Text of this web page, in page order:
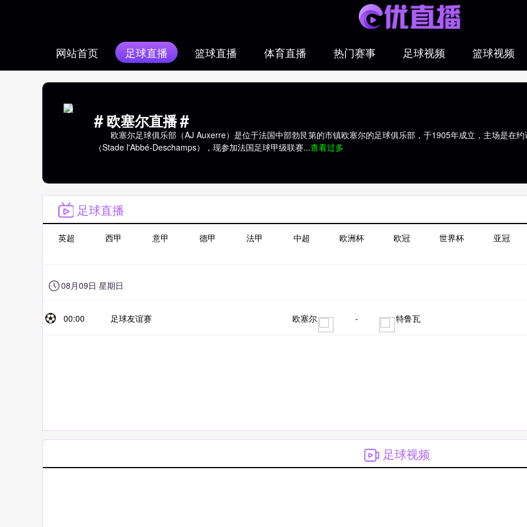
网站首页 足球直播 篮球直播 体育直播 热门赛事 足球视频 篮球视频
#欧塞尔直播#
欧塞尔足球俱乐部（AJ Auxerre）是位于法国中部勃艮第的市镇欧塞尔的足球俱乐部，于1905年成立，主场是在约
（Stade l'Abbé-Deschamps），现参加法国足球甲级联赛...查看过多
足球直播
英超 西甲 意甲 德甲 法甲 中超 欧洲杯 欧冠 世界杯 亚冠
08月09日 星期日
00:00 足球友谊赛 欧塞尔 - 特鲁瓦
足球视频